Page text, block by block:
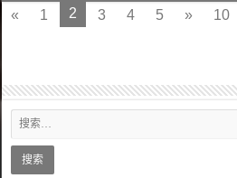
« 1 2 3 4 5 » 10